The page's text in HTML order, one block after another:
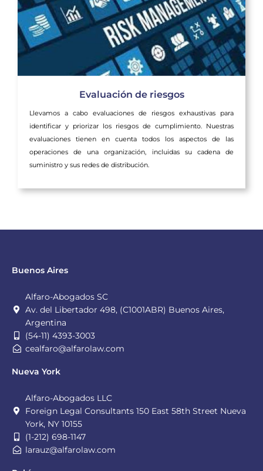
Evaluación de riesgos
Llevamos a cabo evaluaciones de riesgos exhaustivas para
identificar y priorizar los riesgos de cumplimiento. Nuestras
evaluaciones tienen en cuenta todos los aspectos de las
operaciones de una organización, incluidas su cadena de
suministro y sus redes de distribución.
Buenos Aires
Alfaro-Abogados SC
Av. del Libertador 498, (C1001ABR) Buenos Aires,
Argentina
(54-11) 4393-3003
cealfaro@alfarolaw.com
Nueva York
Alfaro-Abogados LLC
Foreign Legal Consultants 150 East 58th Street Nueva
York, NY 10155
(1-212) 698-1147
larauz@alfarolaw.com